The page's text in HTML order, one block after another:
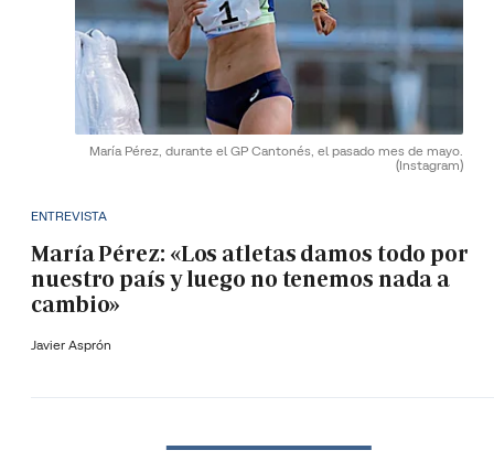
María Pérez, durante el GP Cantonés, el pasado mes de mayo.
(Instagram)
ENTREVISTA
María Pérez: «Los atletas damos todo por
nuestro país y luego no tenemos nada a
cambio»
Javier Asprón